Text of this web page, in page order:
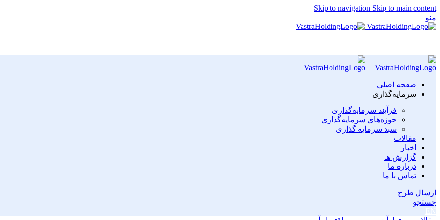
Skip to navigation Skip to main content
منو
صفحه اصلی
سرمایه‌گذاری
فرآیند سرمایه‌گذاری
حوزه‌های سرمایه‌گذاری
سبد سرمایه گذاری
مقالات
اخبار
گزارش ها
درباره ما
تماس با ما
ارسال طرح
جستجو
EN